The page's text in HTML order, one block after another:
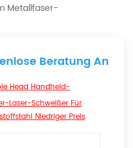
Metallfaser-
Beratung An
Head Handheld-
Laser-Schweißer Für
Niedriger Preis